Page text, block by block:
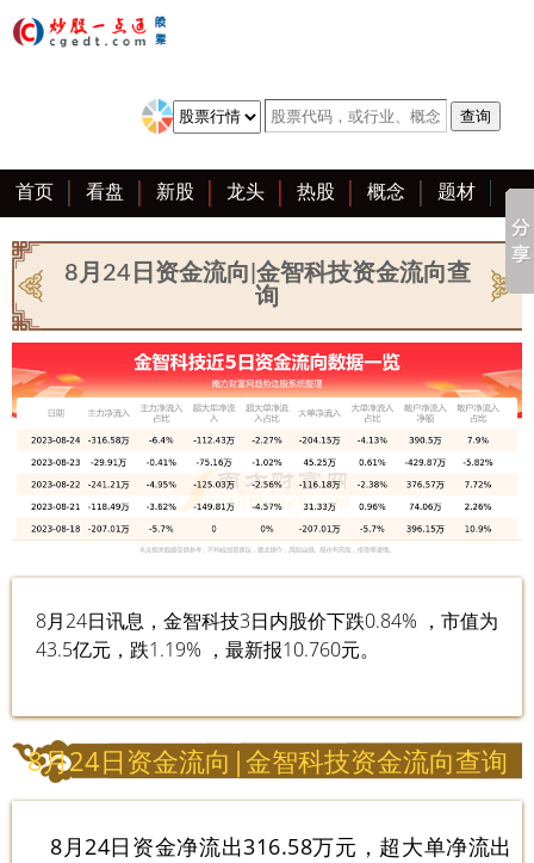
首页 看盘 新股 龙头 热股 概念 题材
亮点 创业板 资料 复盘 区块链 大全
8月24日资金流向|金智科技资金流向查
询
8月24日讯息，金智科技3日内股价下跌0.84% ，市值为
43.5亿元，跌1.19% ，最新报10.760元。
8月24日资金流向|金智科技资金流向查询
8月24日资金净流出316.58万元，超大单净流出